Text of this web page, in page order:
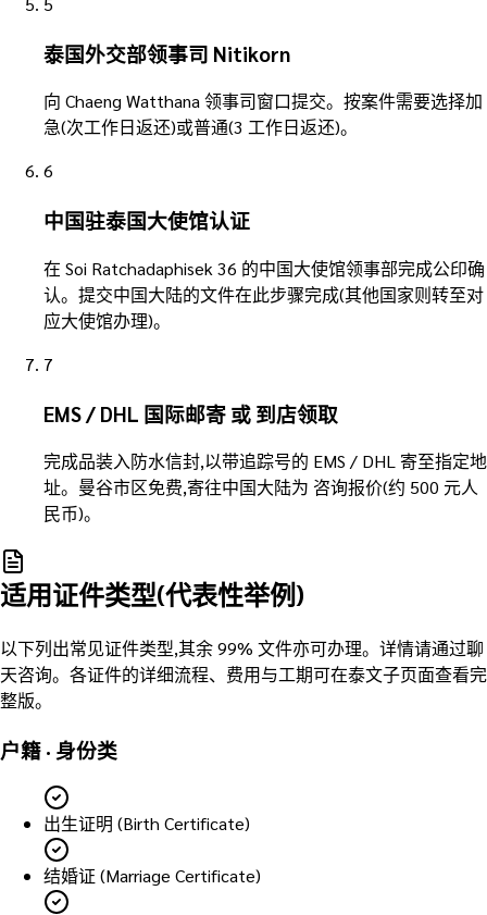
泰国外交部领事司 Nitikorn
向 Chaeng Watthana 领事司窗口提交。按案件需要选择加
急(次工作日返还)或普通(3 工作日返还)。
6
中国驻泰国大使馆认证
在 Soi Ratchadaphisek 36 的中国大使馆领事部完成公印确
认。提交中国大陆的文件在此步骤完成(其他国家则转至对
应大使馆办理)。
7
EMS / DHL 国际邮寄 或 到店领取
完成品装入防水信封,以带追踪号的 EMS / DHL 寄至指定地
址。曼谷市区免费,寄往中国大陆为 咨询报价(约 500 元人
民币)。
适用证件类型(代表性举例)
以下列出常见证件类型,其余 99% 文件亦可办理。详情请通过聊
天咨询。各证件的详细流程、费用与工期可在泰文子页面查看完
整版。
户籍 · 身份类
出生证明 (Birth Certificate)
结婚证 (Marriage Certificate)